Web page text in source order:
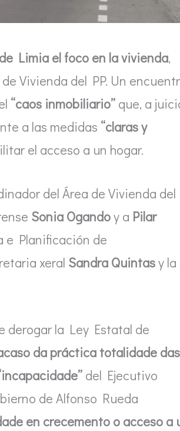
Limia el foco en la vivienda,
Vivienda del PP. Un
“caos inmobiliario” que, a
a las medidas “claras y
el acceso a un hogar.
del Área de Vivienda del
Sonia Ogandoy a Pilar
e Planificación de
xeral Sandra Quintasy la
derogar la Ley Estatal de
da práctica totalidade das
del Ejecutivo
de Alfonso Rueda
en crecemento o acceso a